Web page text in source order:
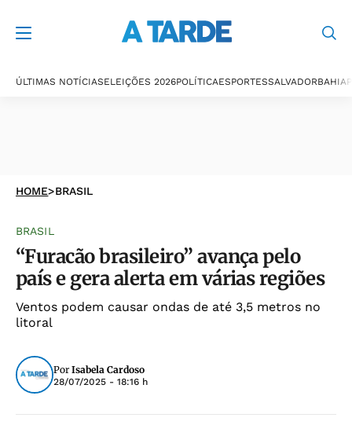
ÚLTIMAS NOTÍCIASELEIÇÕES 2026POLÍTICAESPORTESSALVADORBAHIA
HOME>BRASIL
BRASIL
“Furacão brasileiro” avança pelo
país e gera alerta em várias regiões
Ventos podem causar ondas de até 3,5 metros no
litoral
Por Isabela Cardoso
28/07/2025 - 18:16 h